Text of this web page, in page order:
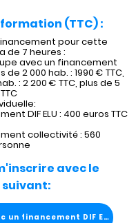
(TTC) :
pour cette
de 7 heures :
avec un financement
2 000 hab. : 1990 € TTC,
: 2 200 € TTC, plus de 5
DIF ELU : 400 euros TTC
collectivité : 560
avec le
un financement DIF ELU